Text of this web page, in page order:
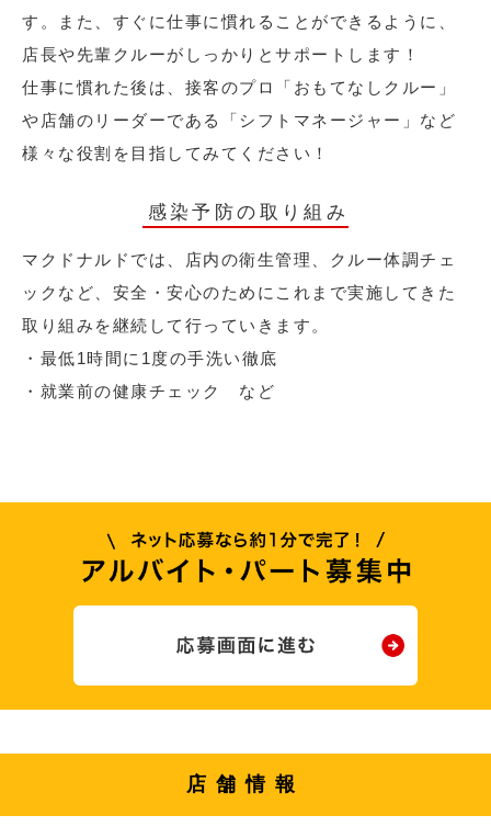
す。また、すぐに仕事に慣れることができるように、
店長や先輩クルーがしっかりとサポートします！
仕事に慣れた後は、接客のプロ「おもてなしクルー」
や店舗のリーダーである「シフトマネージャー」など
様々な役割を目指してみてください！
感染予防の取り組み
マクドナルドでは、店内の衛生管理、クルー体調チェ
ックなど、安全・安心のためにこれまで実施してきた
取り組みを継続して行っていきます。
・最低1時間に1度の手洗い徹底
・就業前の健康チェック など
店舗情報